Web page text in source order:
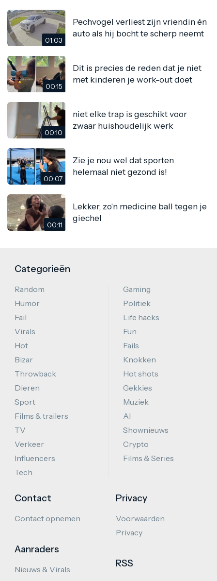
01:03
Pechvogel verliest zijn vriendin én
auto als hij bocht te scherp neemt
00:15
Dit is precies de reden dat je niet
met kinderen je work-out doet
00:10
niet elke trap is geschikt voor
zwaar huishoudelijk werk
00:07
Zie je nou wel dat sporten
helemaal niet gezond is!
00:11
Lekker, zo'n medicine ball tegen je
giechel
Categorieën
Random
Humor
Fail
Virals
Hot
Bizar
Throwback
Dieren
Sport
Films & trailers
TV
Verkeer
Influencers
Tech
Gaming
Politiek
Life hacks
Fun
Fails
Knokken
Hot shots
Gekkies
Muziek
AI
Shownieuws
Crypto
Films & Series
Contact
Contact opnemen
Aanraders
Nieuws & Virals
Privacy
Voorwaarden
Privacy
RSS